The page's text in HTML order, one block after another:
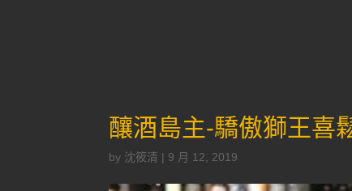
釀酒島主-驕傲獅王喜
by 沈筱清 | 9 月 12, 2019